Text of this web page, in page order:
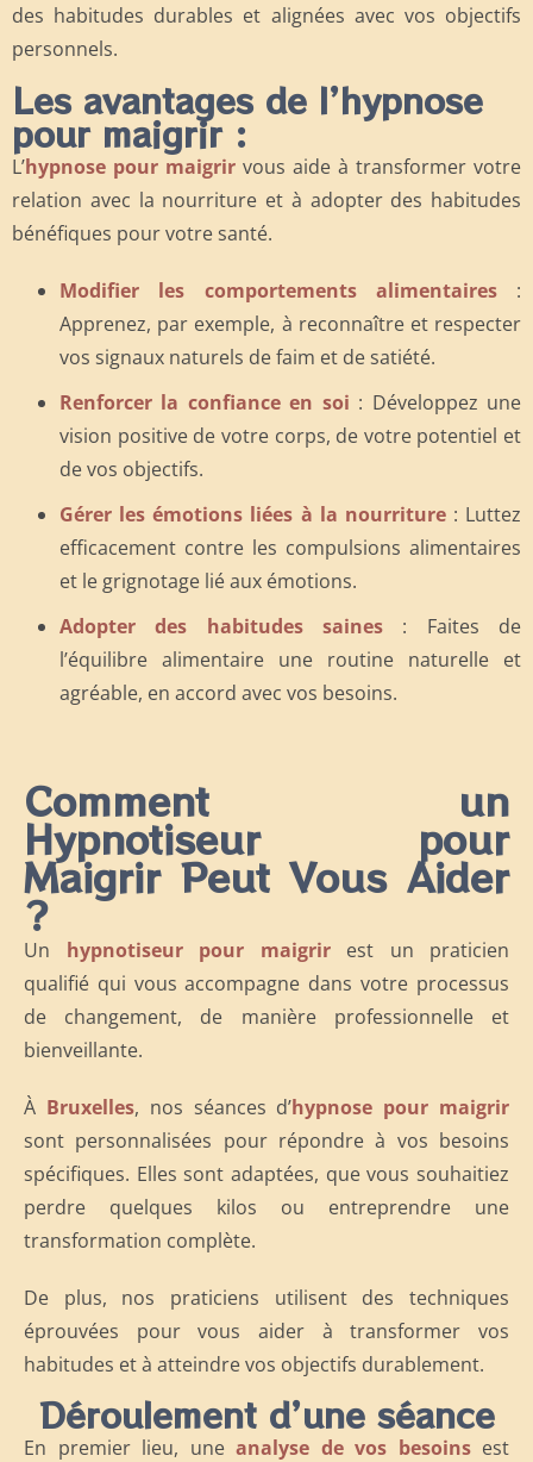
des habitudes durables et alignées avec vos objectifs
personnels.
Les avantages de l’hypnose
pour maigrir :
L’hypnose pour maigrir vous aide à transformer votre
relation avec la nourriture et à adopter des habitudes
bénéfiques pour votre santé.
Modifier les comportements alimentaires:
Apprenez, par exemple, à reconnaître et respecter
vos signaux naturels de faim et de satiété.
Renforcer la confiance en soi : Développez une
vision positive de votre corps, de votre potentiel et
de vos objectifs.
Gérer les émotions liées à la nourriture: Luttez
efficacement contre les compulsions alimentaires
et le grignotage lié aux émotions.
Adopter des habitudes saines : Faites de
l’équilibre alimentaire une routine naturelle et
agréable, en accord avec vos besoins.
Comment un
Hypnotiseur pour
Maigrir Peut Vous Aider
?
Un hypnotiseur pour maigrirest un praticien
qualifié qui vous accompagne dans votre processus
de changement, de manière professionnelle et
bienveillante.
À Bruxelles, nos séances d’hypnose pour maigrir
sont personnalisées pour répondre à vos besoins
spécifiques. Elles sont adaptées, que vous souhaitiez
perdre quelques kilos ou entreprendre une
transformation complète.
De plus, nos praticiens utilisent des techniques
éprouvées pour vous aider à transformer vos
habitudes et à atteindre vos objectifs durablement.
Déroulement d’une séance
En premier lieu, une analyse de vos besoinsest